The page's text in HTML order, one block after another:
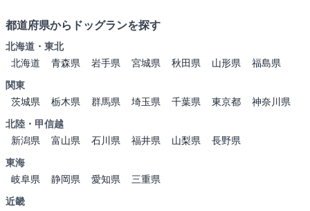
都道府県からドッグランを探す
北海道・東北
北海道
青森県 岩手県 宮城県 秋田県 山形県
福島県
関東
茨城県
栃木県 群馬県 埼玉県 千葉県 東京都
神奈川県
北陸・甲信越
新潟県
富山県 石川県 福井県 山梨県
長野県
東海
岐阜県
静岡県 愛知県
三重県
近畿